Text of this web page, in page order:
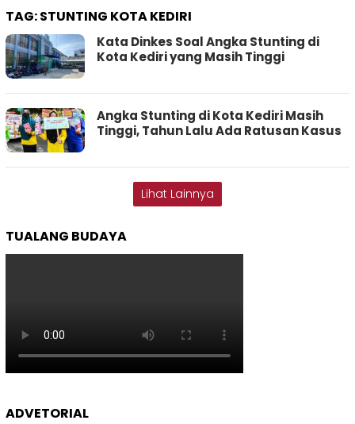
TAG:STUNTING KOTA KEDIRI
Kata Dinkes Soal Angka Stunting di
Kota Kediri yang Masih Tinggi
Angka Stunting di Kota Kediri Masih
Tinggi, Tahun Lalu Ada Ratusan Kasus
Lihat Lainnya
TUALANG BUDAYA
ADVETORIAL